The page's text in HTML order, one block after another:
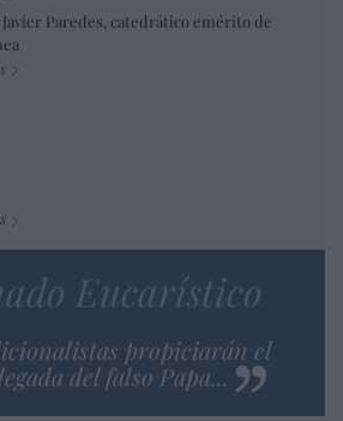
Paredes, catedrático emérito de
Eucarístico
propiciarán el
del falso Papa...